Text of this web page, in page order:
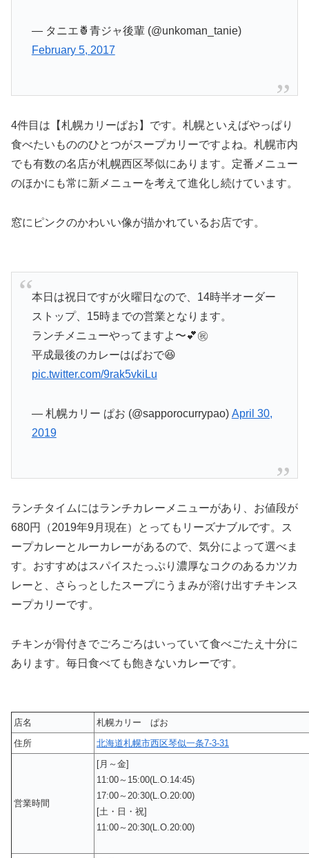
— タニエ🍍青ジャ後輩 (@unkoman_tanie)
February 5, 2017
4件目は【札幌カリーぱお】です。札幌といえばやっぱり
食べたいもののひとつがスープカリーですよね。札幌市内
でも有数の名店が札幌西区琴似にあります。定番メニュー
のほかにも常に新メニューを考えて進化し続けています。
窓にピンクのかわいい像が描かれているお店です。
本日は祝日ですが火曜日なので、14時半オーダー
ストップ、15時までの営業となります。
ランチメニューやってますよ〜💕㊗️
平成最後のカレーはぱおで😆
pic.twitter.com/9rak5vkiLu
— 札幌カリー ぱお (@sapporocurrypao) April 30,
2019
ランチタイムにはランチカレーメニューがあり、お値段が
680円（2019年9月現在）とってもリーズナブルです。ス
ープカレーとルーカレーがあるので、気分によって選べま
す。おすすめはスパイスたっぷり濃厚なコクのあるカツカ
レーと、さらっとしたスープにうまみが溶け出すチキンス
ープカリーです。
チキンが骨付きでごろごろはいっていて食べごたえ十分に
あります。毎日食べても飽きないカレーです。
店名
札幌カリー ぱお
住所
北海道札幌市西区琴似一条7-3-31
営業時間
[月～金]
11:00～15:00(L.O.14:45)
17:00～20:30(L.O.20:00)
[土・日・祝]
11:00～20:30(L.O.20:00)